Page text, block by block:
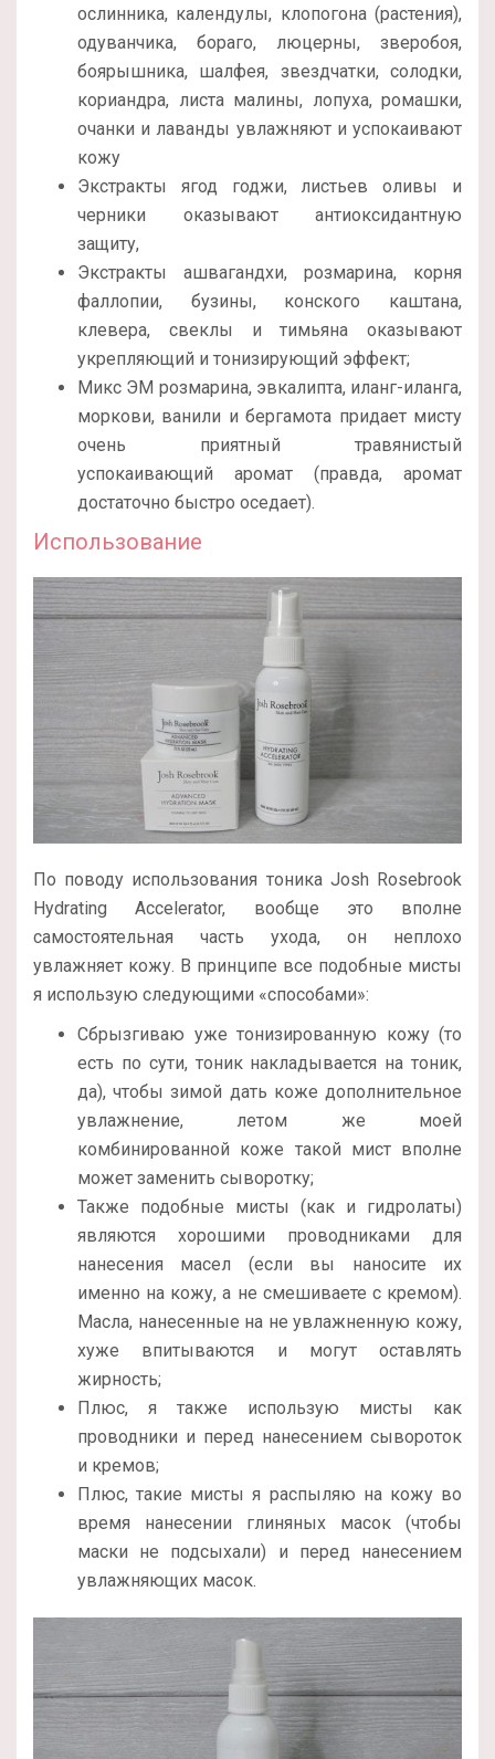
ослинника, календулы, клопогона (растения),
одуванчика, бораго, люцерны, зверобоя,
боярышника, шалфея, звездчатки, солодки,
кориандра, листа малины, лопуха, ромашки,
очанки и лаванды увлажняют и успокаивают
кожу
Экстракты ягод годжи, листьев оливы и
черники оказывают антиоксидантную
защиту,
Экстракты ашвагандхи, розмарина, корня
фаллопии, бузины, конского каштана,
клевера, свеклы и тимьяна оказывают
укрепляющий и тонизирующий эффект;
Микс ЭМ розмарина, эвкалипта, иланг-иланга,
моркови, ванили и бергамота придает мисту
очень приятный травянистый
успокаивающий аромат (правда, аромат
достаточно быстро оседает).
Использование
По поводу использования тоника Josh Rosebrook
Hydrating Accelerator, вообще это вполне
самостоятельная часть ухода, он неплохо
увлажняет кожу. В принципе все подобные мисты
я использую следующими «способами»:
Сбрызгиваю уже тонизированную кожу (то
есть по сути, тоник накладывается на тоник,
да), чтобы зимой дать коже дополнительное
увлажнение, летом же моей
комбинированной коже такой мист вполне
может заменить сыворотку;
Также подобные мисты (как и гидролаты)
являются хорошими проводниками для
нанесения масел (если вы наносите их
именно на кожу, а не смешиваете с кремом).
Масла, нанесенные на не увлажненную кожу,
хуже впитываются и могут оставлять
жирность;
Плюс, я также использую мисты как
проводники и перед нанесением сывороток
и кремов;
Плюс, такие мисты я распыляю на кожу во
время нанесении глиняных масок (чтобы
маски не подсыхали) и перед нанесением
увлажняющих масок.